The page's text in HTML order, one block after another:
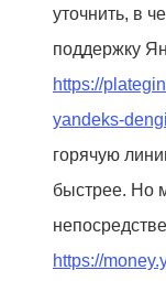
уточнить, в
поддержку
https://
yandeks-
горячую
быстрее. Но
https://